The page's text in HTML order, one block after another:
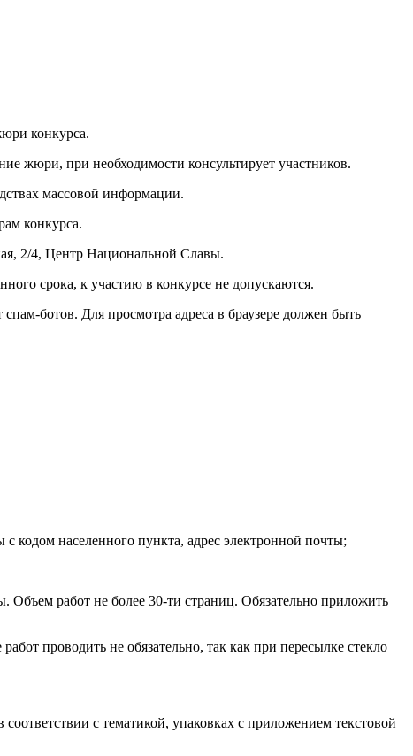
конкурса.
жюри, при необходимости консультирует участников.
массовой информации.
конкурса.
2/4, Центр Национальной Славы.
срока, к участию в конкурсе не допускаются.
ботов. Для просмотра адреса в браузере должен быть
кодом населенного пункта, адрес электронной почты;
работ не более 30-ти страниц. Обязательно приложить
проводить не обязательно, так как при пересылке стекло
с тематикой, упаковках с приложением текстовой